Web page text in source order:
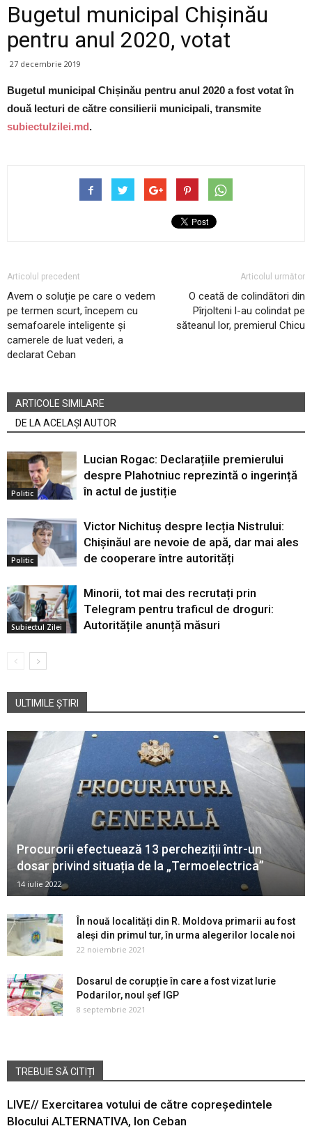
Bugetul municipal Chișinău
pentru anul 2020, votat
27 decembrie 2019
Bugetul municipal Chișinău pentru anul 2020 a fost votat în
două lecturi de către consilierii municipali, transmite
subiectulzilei.md.
Articolul precedent
Avem o soluție pe care o vedem
pe termen scurt, începem cu
semafoarele inteligente și
camerele de luat vederi, a
declarat Ceban
Articolul următor
O ceată de colindători din
Pîrjolteni l-au colindat pe
săteanul lor, premierul Chicu
ARTICOLE SIMILARE
DE LA ACELAȘI AUTOR
Politic
Lucian Rogac: Declarațiile premierului
despre Plahotniuc reprezintă o ingerință
în actul de justiție
Politic
Victor Nichituș despre lecția Nistrului:
Chișinăul are nevoie de apă, dar mai ales
de cooperare între autorități
Subiectul Zilei
Minorii, tot mai des recrutați prin
Telegram pentru traficul de droguri:
Autoritățile anunță măsuri
ULTIMILE ȘTIRI
Procurorii efectuează 13 percheziții într-un
dosar privind situația de la „Termoelectrica”
14 iulie 2022
În nouă localități din R. Moldova primarii au fost
aleși din primul tur, în urma alegerilor locale noi
22 noiembrie 2021
Dosarul de corupție în care a fost vizat Iurie
Podarilor, noul șef IGP
8 septembrie 2021
TREBUIE SĂ CITIȚI
LIVE// Exercitarea votului de către copreședintele
Blocului ALTERNATIVA, Ion Ceban